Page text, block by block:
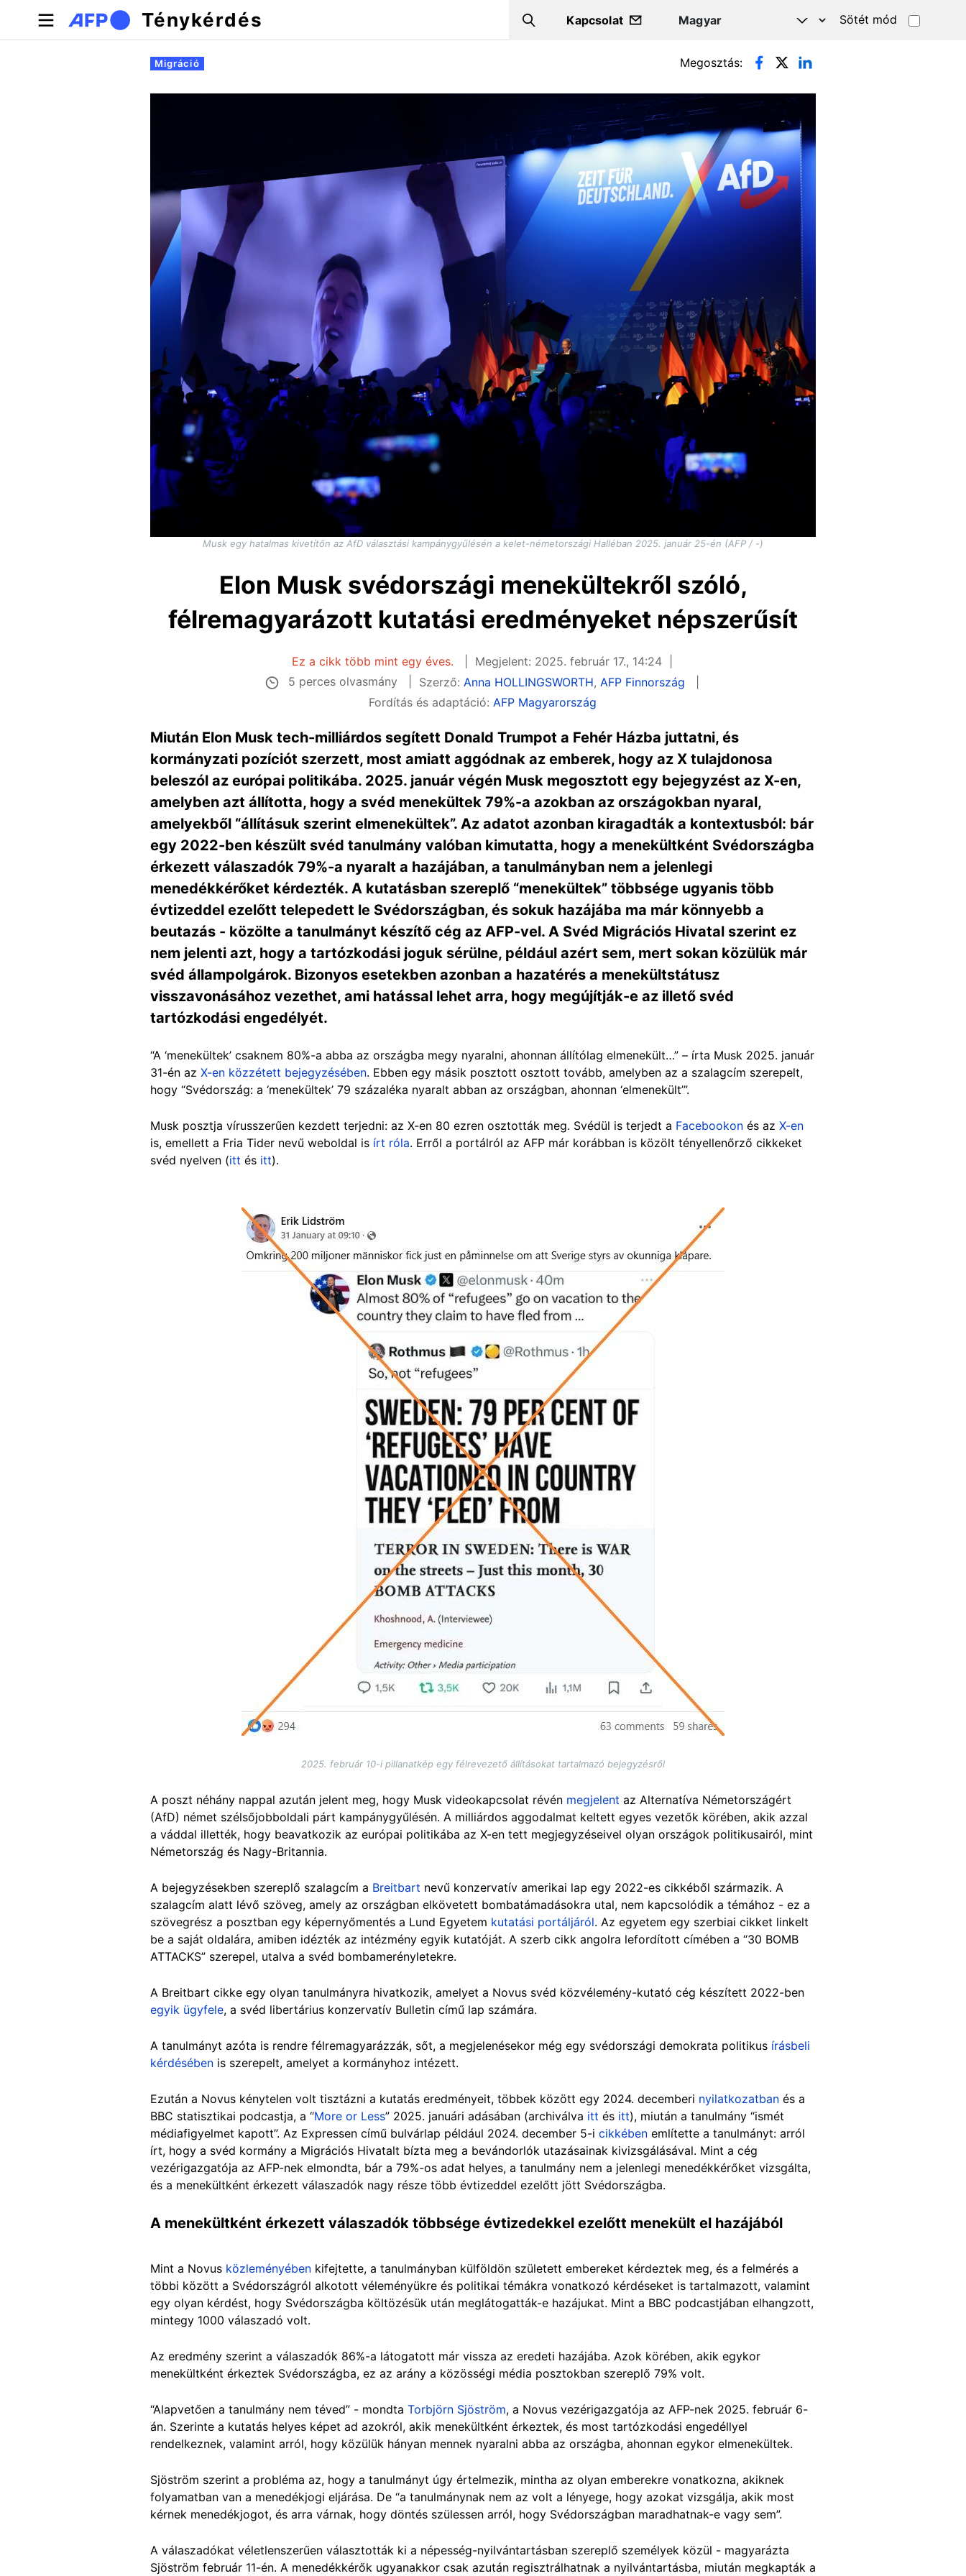
Ténykérdés Search
Kapcsolat Sötét mód
Elsődleges fülek
Migráció Megosztás:
Musk egy hatalmas kivetítőn az AfD választási kampánygyűlésén a kelet-németországi Halléban 2025. január 25-én (AFP / -)
Elon Musk svédországi menekültekről szóló,
félremagyarázott kutatási eredményeket népszerűsít
Ez a cikk több mint egy éves.
Megjelent: 2025. február 17., 14:24
5 perces olvasmány
Szerző: Anna HOLLINGSWORTH, AFP Finnország
Fordítás és adaptáció: AFP Magyarország
Miután Elon Musk tech-milliárdos segített Donald Trumpot a Fehér Házba juttatni, és
kormányzati pozíciót szerzett, most amiatt aggódnak az emberek, hogy az X tulajdonosa
beleszól az európai politikába. 2025. január végén Musk megosztott egy bejegyzést az X-en,
amelyben azt állította, hogy a svéd menekültek 79%-a azokban az országokban nyaral,
amelyekből “állításuk szerint elmenekültek”. Az adatot azonban kiragadták a kontextusból: bár
egy 2022-ben készült svéd tanulmány valóban kimutatta, hogy a menekültként Svédországba
érkezett válaszadók 79%-a nyaralt a hazájában, a tanulmányban nem a jelenlegi
menedékkérőket kérdezték. A kutatásban szereplő “menekültek” többsége ugyanis több
évtizeddel ezelőtt telepedett le Svédországban, és sokuk hazájába ma már könnyebb a
beutazás - közölte a tanulmányt készítő cég az AFP-vel. A Svéd Migrációs Hivatal szerint ez
nem jelenti azt, hogy a tartózkodási joguk sérülne, például azért sem, mert sokan közülük már
svéd állampolgárok. Bizonyos esetekben azonban a hazatérés a menekültstátusz
visszavonásához vezethet, ami hatással lehet arra, hogy megújítják-e az illető svéd
tartózkodási engedélyét.
“A ‘menekültek’ csaknem 80%-a abba az országba megy nyaralni, ahonnan állítólag elmenekült…” – írta Musk 2025. január
31-én az X-en közzétett bejegyzésében. Ebben egy másik posztott osztott tovább, amelyben az a szalagcím szerepelt,
hogy “Svédország: a ‘menekültek’ 79 százaléka nyaralt abban az országban, ahonnan ‘elmenekült’”.
Musk posztja vírusszerűen kezdett terjedni: az X-en 80 ezren osztották meg. Svédül is terjedt a Facebookon és az X-en
is, emellett a Fria Tider nevű weboldal is írt róla. Erről a portálról az AFP már korábban is közölt tényellenőrző cikkeket
svéd nyelven (itt és itt).
2025. február 10-i pillanatkép egy félrevezető állításokat tartalmazó bejegyzésről
A poszt néhány nappal azután jelent meg, hogy Musk videokapcsolat révén megjelent az Alternatíva Németországért
(AfD) német szélsőjobboldali párt kampánygyűlésén. A milliárdos aggodalmat keltett egyes vezetők körében, akik azzal
a váddal illették, hogy beavatkozik az európai politikába az X-en tett megjegyzéseivel olyan országok politikusairól, mint
Németország és Nagy-Britannia.
A bejegyzésekben szereplő szalagcím a Breitbart nevű konzervatív amerikai lap egy 2022-es cikkéből származik. A
szalagcím alatt lévő szöveg, amely az országban elkövetett bombatámadásokra utal, nem kapcsolódik a témához - ez a
szövegrész a posztban egy képernyőmentés a Lund Egyetem kutatási portáljáról. Az egyetem egy szerbiai cikket linkelt
be a saját oldalára, amiben idézték az intézmény egyik kutatóját. A szerb cikk angolra lefordított címében a “30 BOMB
ATTACKS” szerepel, utalva a svéd bombamerényletekre.
A Breitbart cikke egy olyan tanulmányra hivatkozik, amelyet a Novus svéd közvélemény-kutató cég készített 2022-ben
egyik ügyfele, a svéd libertárius konzervatív Bulletin című lap számára.
A tanulmányt azóta is rendre félremagyarázzák, sőt, a megjelenésekor még egy svédországi demokrata politikus írásbeli
kérdésében is szerepelt, amelyet a kormányhoz intézett.
Ezután a Novus kénytelen volt tisztázni a kutatás eredményeit, többek között egy 2024. decemberi nyilatkozatban és a
BBC statisztikai podcastja, a “More or Less” 2025. januári adásában (archiválva itt és itt), miután a tanulmány “ismét
médiafigyelmet kapott”. Az Expressen című bulvárlap például 2024. december 5-i cikkében említette a tanulmányt: arról
írt, hogy a svéd kormány a Migrációs Hivatalt bízta meg a bevándorlók utazásainak kivizsgálásával. Mint a cég
vezérigazgatója az AFP-nek elmondta, bár a 79%-os adat helyes, a tanulmány nem a jelenlegi menedékkérőket vizsgálta,
és a menekültként érkezett válaszadók nagy része több évtizeddel ezelőtt jött Svédországba.
A menekültként érkezett válaszadók többsége évtizedekkel ezelőtt menekült el hazájából
Mint a Novus közleményében kifejtette, a tanulmányban külföldön született embereket kérdeztek meg, és a felmérés a
többi között a Svédországról alkotott véleményükre és politikai témákra vonatkozó kérdéseket is tartalmazott, valamint
egy olyan kérdést, hogy Svédországba költözésük után meglátogatták-e hazájukat. Mint a BBC podcastjában elhangzott,
mintegy 1000 válaszadó volt.
Az eredmény szerint a válaszadók 86%-a látogatott már vissza az eredeti hazájába. Azok körében, akik egykor
menekültként érkeztek Svédországba, ez az arány a közösségi média posztokban szereplő 79% volt.
“Alapvetően a tanulmány nem téved” - mondta Torbjörn Sjöström, a Novus vezérigazgatója az AFP-nek 2025. február 6-
án. Szerinte a kutatás helyes képet ad azokról, akik menekültként érkeztek, és most tartózkodási engedéllyel
rendelkeznek, valamint arról, hogy közülük hányan mennek nyaralni abba az országba, ahonnan egykor elmenekültek.
Sjöström szerint a probléma az, hogy a tanulmányt úgy értelmezik, mintha az olyan emberekre vonatkozna, akiknek
folyamatban van a menedékjogi eljárása. De “a tanulmánynak nem az volt a lényege, hogy azokat vizsgálja, akik most
kérnek menedékjogot, és arra várnak, hogy döntés szülessen arról, hogy Svédországban maradhatnak-e vagy sem”.
A válaszadókat véletlenszerűen választották ki a népesség-nyilvántartásban szereplő személyek közül - magyarázta
Sjöström február 11-én. A menedékkérők ugyanakkor csak azután regisztrálhatnak a nyilvántartásba, miután megkapták a